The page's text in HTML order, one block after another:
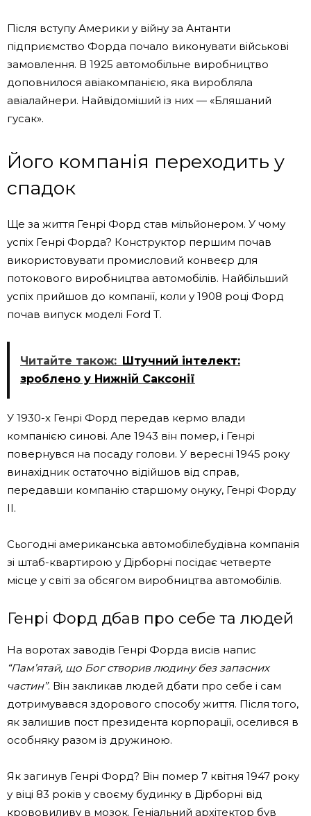
Після вступу Америки у війну за Антанти
підприємство Форда почало виконувати військові
замовлення. В 1925 автомобільне виробництво
доповнилося авіакомпанією, яка виробляла
авіалайнери. Найвідоміший із них — «Бляшаний
гусак».
Його компанія переходить у
спадок
Ще за життя Генрі Форд став мільйонером. У чому
успіх Генрі Форда? Конструктор першим почав
використовувати промисловий конвеєр для
потокового виробництва автомобілів. Найбільший
успіх прийшов до компанії, коли у 1908 році Форд
почав випуск моделі Ford T.
Читайте також: Штучний інтелект:
зроблено у Нижній Саксонії
У 1930-х Генрі Форд передав кермо влади
компанією синові. Але 1943 він помер, і Генрі
повернувся на посаду голови. У вересні 1945 року
винахідник остаточно відійшов від справ,
передавши компанію старшому онуку, Генрі Форду
II.
Сьогодні американська автомобілебудівна компанія
зі штаб-квартирою у Дірборні посідає четверте
місце у світі за обсягом виробництва автомобілів.
Генрі Форд дбав про себе та людей
На воротах заводів Генрі Форда висів напис
“Пам’ятай, що Бог створив людину без запасних
частин”. Він закликав людей дбати про себе і сам
дотримувався здорового способу життя. Після того,
як залишив пост президента корпорації, оселився в
особняку разом із дружиною.
Як загинув Генрі Форд? Він помер 7 квітня 1947 року
у віці 83 років у своєму будинку в Дірборні від
крововиливу в мозок. Геніальний архітектор був